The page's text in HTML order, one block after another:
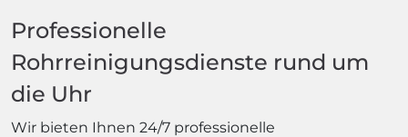
Professionelle
Rohrreinigungsdienste rund um
die Uhr
Wir bieten Ihnen 24/7 professionelle